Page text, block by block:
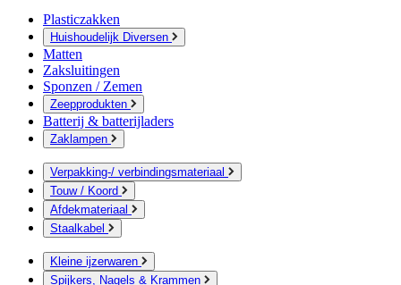
Plasticzakken
Huishoudelijk Diversen
Matten
Zaksluitingen
Sponzen / Zemen
Zeepprodukten
Batterij & batterijladers
Zaklampen
Verpakking-/ verbindingsmateriaal
Touw / Koord
Afdekmateriaal
Staalkabel
Kleine ijzerwaren
Spijkers, Nagels & Krammen